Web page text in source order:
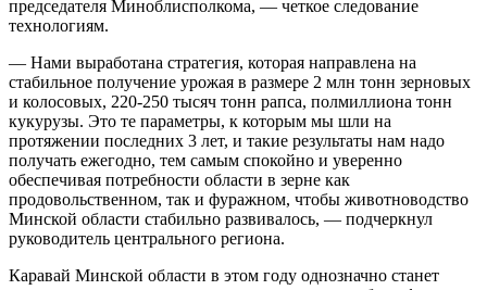
председателя Миноблисполкома, — четкое следование
технологиям.
— Нами выработана стратегия, которая направлена на
стабильное получение урожая в размере 2 млн тонн зерновых
и колосовых, 220-250 тысяч тонн рапса, полмиллиона тонн
кукурузы. Это те параметры, к которым мы шли на
протяжении последних 3 лет, и такие результаты нам надо
получать ежегодно, тем самым спокойно и уверенно
обеспечивая потребности области в зерне как
продовольственном, так и фуражном, чтобы животноводство
Минской области стабильно развивалось, — подчеркнул
руководитель центрального региона.
Каравай Минской области в этом году однозначно станет